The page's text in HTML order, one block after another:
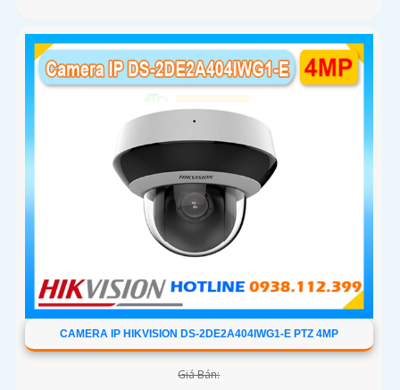
CAMERA IP HIKVISION DS-2DE2A404IWG1-E PTZ 4MP
Giá Bán: